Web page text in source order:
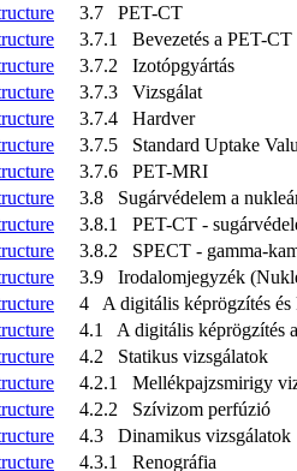
3.7 PET-CT
3.7.1 Bevezetés a PET-CT
3.7.2 Izotópgyártás
3.7.3 Vizsgálat
3.7.4 Hardver
3.7.5 Standard Uptake
3.7.6 PET-MRI
3.8 Sugárvédelem a
3.8.1 PET-CT -
3.8.2 SPECT - gamma-
3.9 Irodalomjegyzék
4 A digitális képrögzítés és
4.1 A digitális képrögzítés
4.2 Statikus vizsgálatok
4.2.1 Mellékpajzsmirigy
4.2.2 Szívizom perfúzió
4.3 Dinamikus vizsgálatok
4.3.1 Renográfia